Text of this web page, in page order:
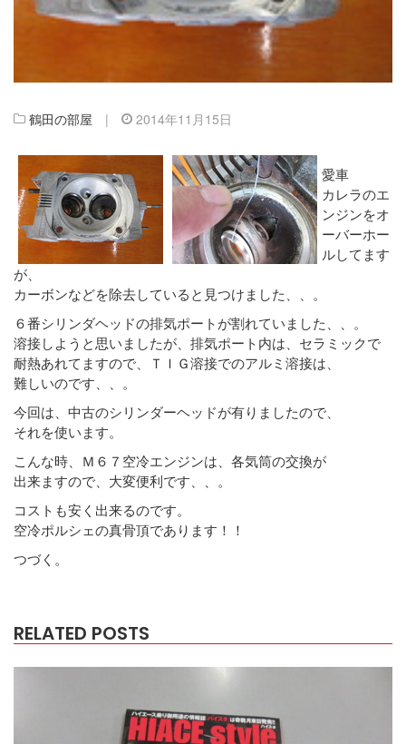
鶴田の部屋 | 2014年11月15日
愛車
カレラのエ
ンジンをオ
ーバーホー
ルしてます
が、
カーボンなどを除去していると見つけました、、。
６番シリンダヘッドの排気ポートが割れていました、、。
溶接しようと思いましたが、排気ポート内は、セラミックで
耐熱あれてますので、ＴＩＧ溶接でのアルミ溶接は、
難しいのです、、。
今回は、中古のシリンダーヘッドが有りましたので、
それを使います。
こんな時、Ｍ６７空冷エンジンは、各気筒の交換が
出来ますので、大変便利です、、。
コストも安く出来るのです。
空冷ポルシェの真骨頂であります！！
つづく。
RELATED POSTS